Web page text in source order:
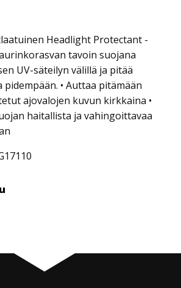
Headlight Protectant -
tavoin suojana
UV-säteilyn välillä ja pitää
• Auttaa pitämään
ajovalojen kuvun kirkkaina •
haitallista ja vahingoittavaa